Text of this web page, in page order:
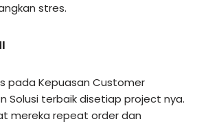
stres.
pada Kepuasan Customer
Solusi terbaik disetiap project nya.
mereka repeat order dan